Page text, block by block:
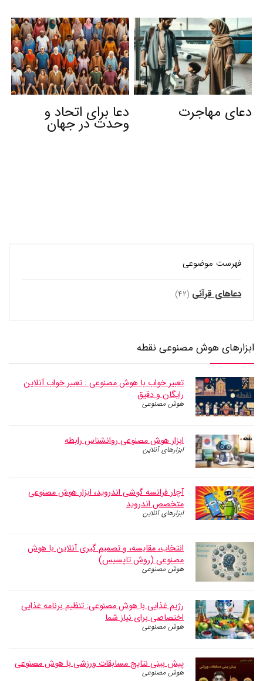
دعای مهاجرت دعا برای اتحاد و
وحدت در جهان
فهرست موضوعی
دعاهای قرآنی (۴۲)
ابزارهای هوش مصنوعی نقطه
تعبیر خواب با هوش مصنوعی : تعبیر خواب آنلاین
رایگان و دقیق
هوش مصنوعی
ابزار هوش مصنوعی روانشناس رابطه
ابزارهای آنلاین
آچار فرانسه گوشی اندروید، ابزار هوش مصنوعی
متخصص اندروید
ابزارهای آنلاین
انتخاب، مقایسه، و تصمیم گیری آنلاین با هوش
مصنوعی (روش تاپسیس)
هوش مصنوعی
رژیم غذایی با هوش مصنوعی: تنظیم برنامه غذایی
اختصاصی برای نیاز شما
هوش مصنوعی
پیش بینی نتایج مسابقات ورزشی با هوش مصنوعی
هوش مصنوعی